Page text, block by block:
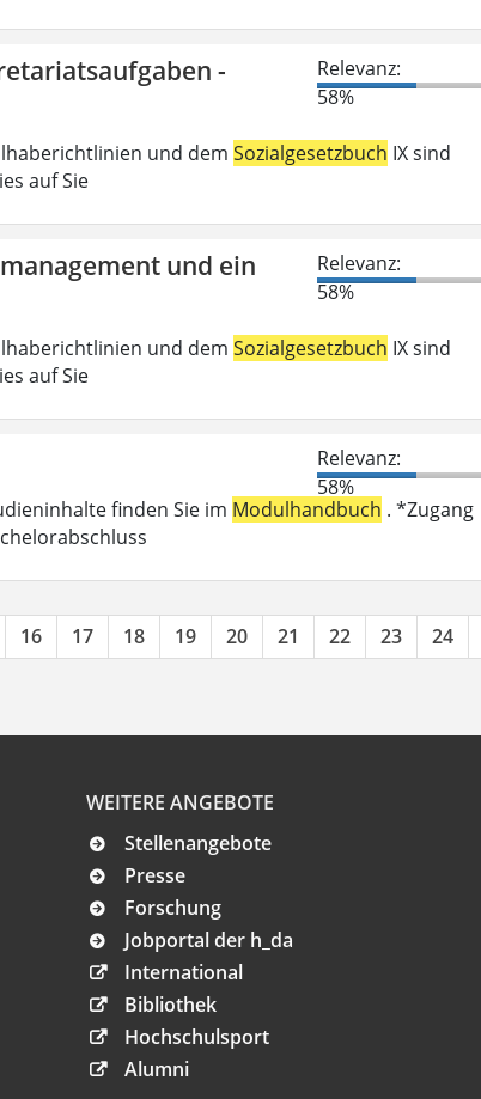
-
Relevanz:
58%
und dem Sozialgesetzbuch IX sind
auf Sie
und ein
Relevanz:
58%
und dem Sozialgesetzbuch IX sind
auf Sie
Relevanz:
58%
finden Sie im Modulhandbuch . *Zugang
16 17 18 19 20 21 22 23 24
WEITERE ANGEBOTE
Stellenangebote
Presse
Forschung
Jobportal der h_da
International
Bibliothek
Hochschulsport
Alumni